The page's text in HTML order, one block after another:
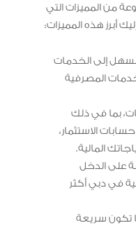
من المميزات التي
أبرز هذه المميزات:
إلى الخدمات
المصرفية
بما في ذلك
الاستثمار،
المالية.
على الدخل
في دبي أكثر
تكون سريعة